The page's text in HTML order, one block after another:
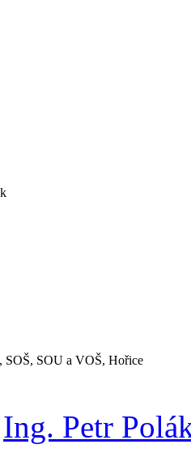
SOU a VOŠ, Hořice
Ing. Petr